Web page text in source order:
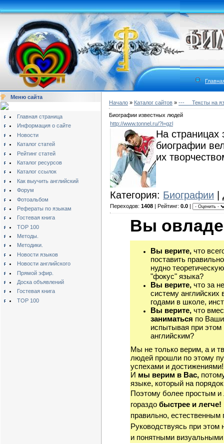
Меню сайта
Главная страница
Информация о сайте
Новости
Каталог статей
Рейтинг статей
Каталог ресурсов
Каталог ссылок
Как выучить английский
Форум
Фотоальбом
Рефераты по языкам
Гостевая книга
TOP 100
Методы.
Методики.
Новости языков
Новости английского
Прямой эфир.
Доска объявлений
Гостевая книга
TOP 100
Начало » Каталог сайтов » ---__ Тексты на
Биографии известных людей
http://www.tonnel.ru/?l=gzl
На страницах
биографии
их
Категория: Биографии |
Переходов: 1408 | Рейтинг: 0.0 |
Вы
Вы верите, что
поставить
нудно
"фокус" языка?
Вы верите, что за
систему
годами в школе,
Вы верите, что
заниматься по
испытывая при этом
английским?
Мы не только верим, а и
людей прошли по этому
успехами и достижениями!
И мы верим в Вас,
языке, который на
Поэтому более простым
гораздо быстрее и легче!
правильно, естественным
Руководствуясь при
и понятными